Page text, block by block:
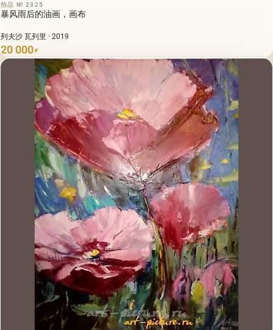
拍品 № 2325
暴风雨后的油画，画布
列夫沙 瓦列里 · 2019
20 000 ₽